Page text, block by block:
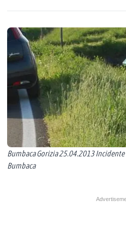
Bumbaca Gorizia 25.04.2013
Bumbaca